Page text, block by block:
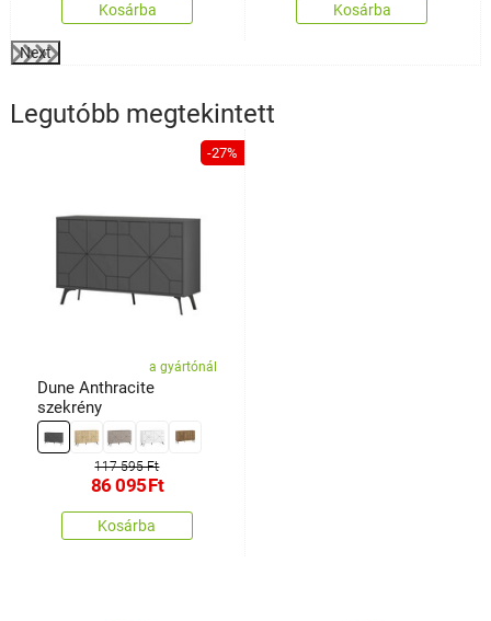
Kosárba Kosárba
Next
Legutóbb megtekintett
-27%
a gyártónál
Dune Anthracite
szekrény
117 595 Ft
86 095Ft
Kosárba